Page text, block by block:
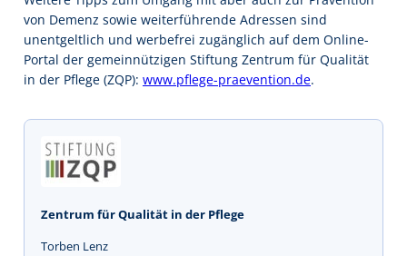
von Demenz sowie weiterführende Adressen sind
unentgeltlich und werbefrei zugänglich auf dem Online-
Portal der gemeinnützigen Stiftung Zentrum für Qualität
in der Pflege (ZQP): www.pflege-praevention.de.
Zentrum für Qualität in der Pflege
Torben Lenz